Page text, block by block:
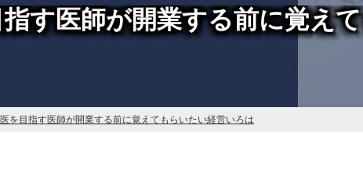
指す医師が開業する前に覚え
を目指す医師が開業する前に覚えてもらいたい経営いろは